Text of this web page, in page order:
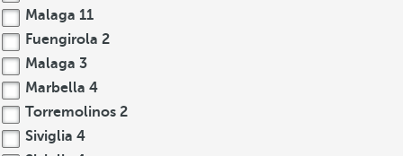
Malaga 11
Fuengirola 2
Malaga 3
Marbella 4
Torremolinos 2
Siviglia 4